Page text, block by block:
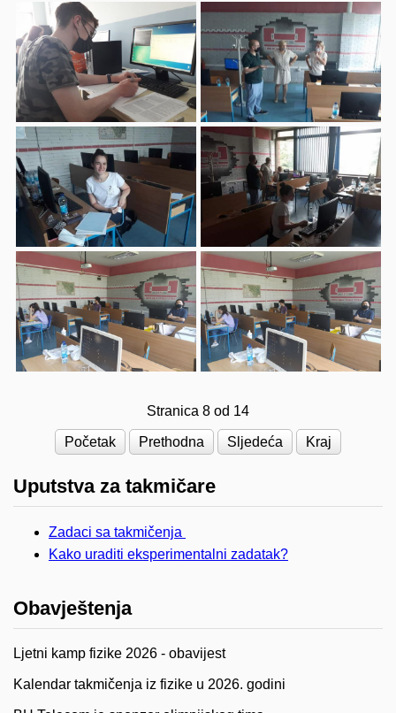
Stranica 8 od 14
Početak Prethodna Sljedeća Kraj
Uputstva za takmičare
Zadaci sa takmičenja
Kako uraditi eksperimentalni zadatak?
Obavještenja
Ljetni kamp fizike 2026 - obavijest
Kalendar takmičenja iz fizike u 2026. godini